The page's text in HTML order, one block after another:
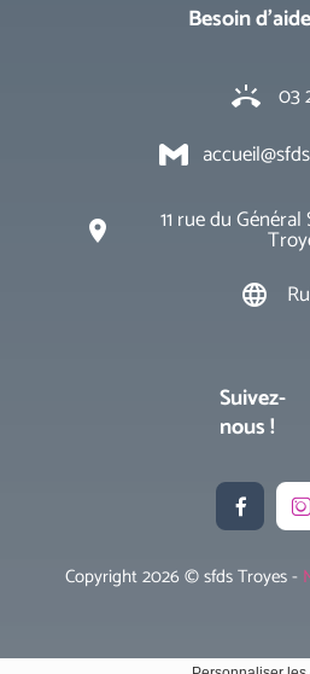
Besoin
ring_volume
03
place 11 rue du
language
Suivez-
nous !
 
Copyright 2026 © sfds Troyes -